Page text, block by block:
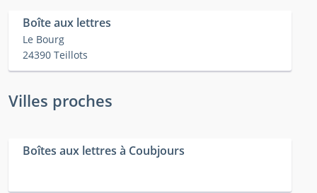
Boîte aux lettres
Le Bourg
24390 Teillots
Villes proches
Boîtes aux lettres à Coubjours